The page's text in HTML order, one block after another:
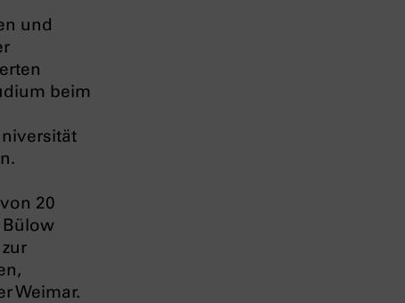
und
beim
20
Weimar.